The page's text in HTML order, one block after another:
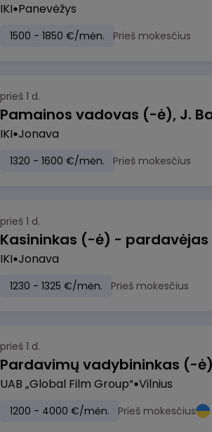
IKI Panevėžys
1500 - 1850 €/mėn. Prieš mokesčius
prieš 1 d.
IKI Jonava
1320 - 1600 €/mėn. Prieš mokesčius
prieš 1 d.
IKI Jonava
1230 - 1325 €/mėn. Prieš mokesčius
prieš 1 d.
UAB „Global Film Group“ Vilnius
1200 - 4000 €/mėn. Prieš mokesčius